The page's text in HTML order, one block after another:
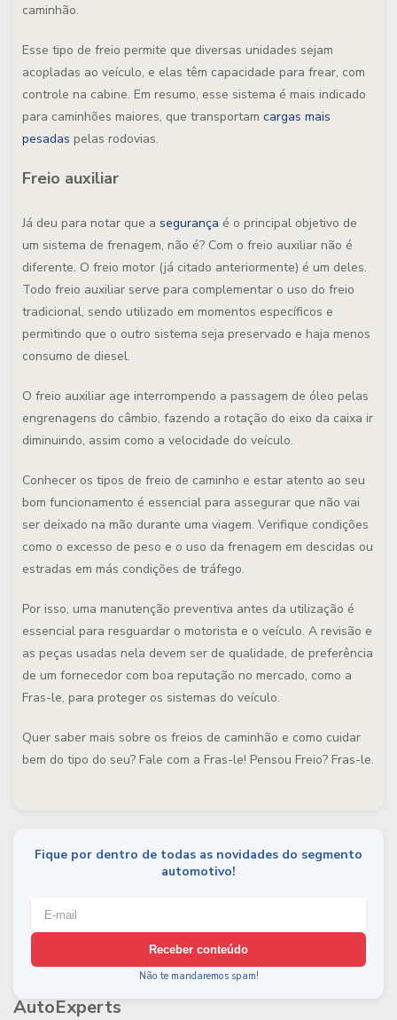
caminhão.
Esse tipo de freio permite que diversas unidades sejam
acopladas ao veículo, e elas têm capacidade para frear, com
controle na cabine. Em resumo, esse sistema é mais indicado
para caminhões maiores, que transportam cargas mais
pesadas pelas rodovias.
Freio auxiliar
Já deu para notar que a segurança é o principal objetivo de
um sistema de frenagem, não é? Com o freio auxiliar não é
diferente. O freio motor (já citado anteriormente) é um deles.
Todo freio auxiliar serve para complementar o uso do freio
tradicional, sendo utilizado em momentos específicos e
permitindo que o outro sistema seja preservado e haja menos
consumo de diesel.
O freio auxiliar age interrompendo a passagem de óleo pelas
engrenagens do câmbio, fazendo a rotação do eixo da caixa ir
diminuindo, assim como a velocidade do veículo.
Conhecer os tipos de freio de caminho e estar atento ao seu
bom funcionamento é essencial para assegurar que não vai
ser deixado na mão durante uma viagem. Verifique condições
como o excesso de peso e o uso da frenagem em descidas ou
estradas em más condições de tráfego.
Por isso, uma manutenção preventiva antes da utilização é
essencial para resguardar o motorista e o veículo. A revisão e
as peças usadas nela devem ser de qualidade, de preferência
de um fornecedor com boa reputação no mercado, como a
Fras-le, para proteger os sistemas do veículo.
Quer saber mais sobre os freios de caminhão e como cuidar
bem do tipo do seu? Fale com a Fras-le! Pensou Freio? Fras-le.
Fique por dentro de todas as novidades do segmento
automotivo!
Receber conteúdo
Não te mandaremos spam!
AutoExperts